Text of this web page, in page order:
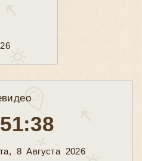
8 Августа 2026